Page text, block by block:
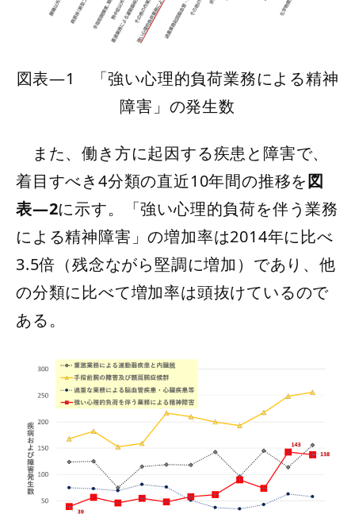
図表―1 「強い心理的負荷業務による精神
障害」の発生数
また、働き方に起因する疾患と障害で、
着目すべき4分類の直近10年間の推移を図
表―2に示す。「強い心理的負荷を伴う業務
による精神障害」の増加率は2014年に比べ
3.5倍（残念ながら堅調に増加）であり、他
の分類に比べて増加率は頭抜けているので
ある。